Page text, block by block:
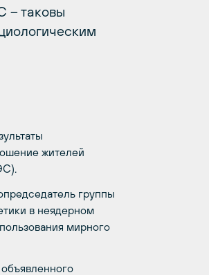
– таковы
жителей
группы
в неядерном
мирного